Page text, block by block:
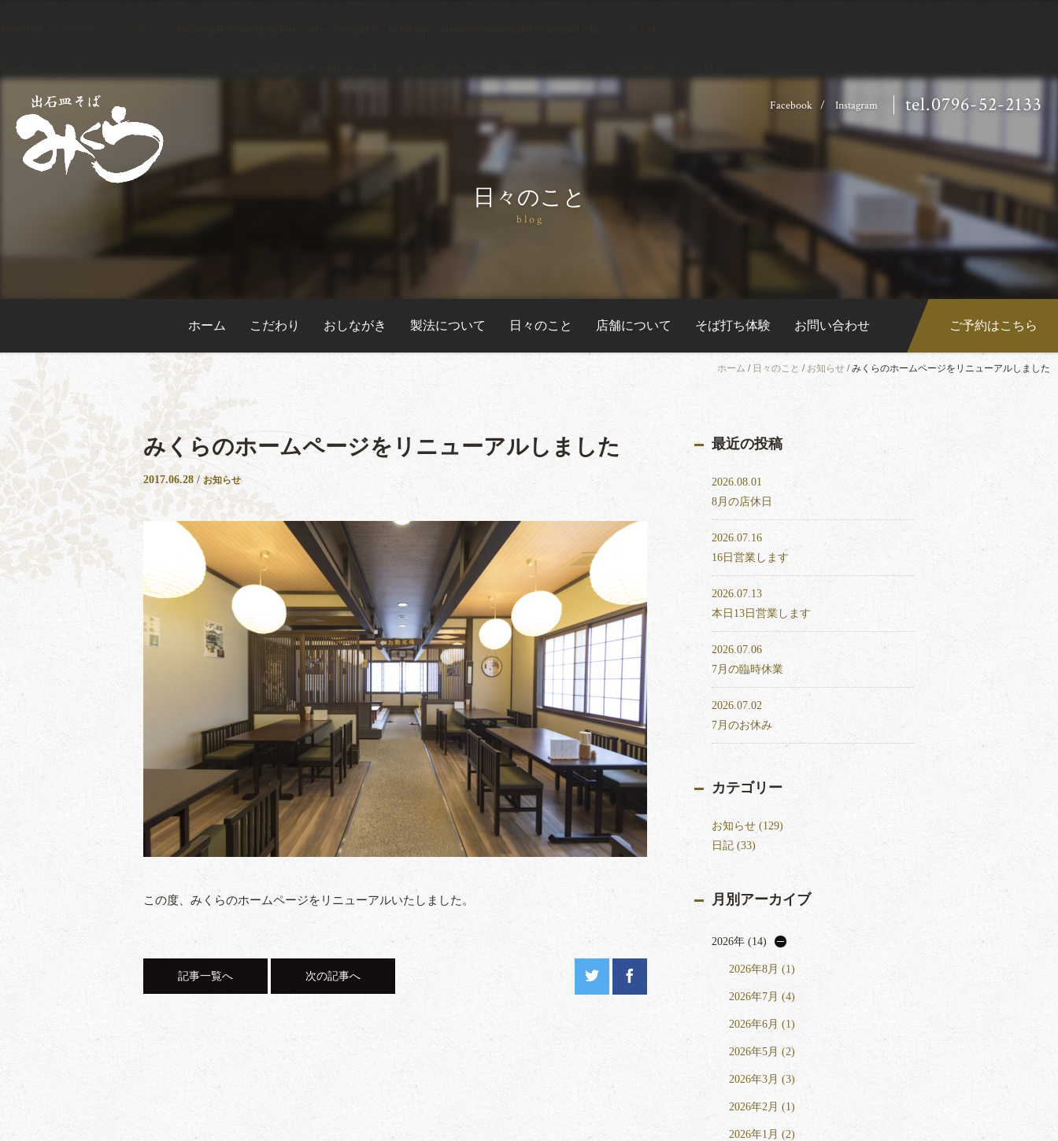
日々のこと
blog
Facebook Instagram tel.0796-52-2133
ホーム こだわり おしながき 製法について 日々のこと 店舗について そば打ち体験 お問い合わせ ご予約はこちら
ホーム / 日々のこと / お知らせ /みくらのホームページをリニューアルしました
みくらのホームページをリニューアルしました
2017.06.28/お知らせ
この度、みくらのホームページをリニューアルいたしました。
記事一覧へ 次の記事へ
最近の投稿
2026.08.01
8月の店休日
2026.07.16
16日営業します
2026.07.13
本日13日営業します
2026.07.06
7月の臨時休業
2026.07.02
7月のお休み
カテゴリー
お知らせ (129)
日記 (33)
月別アーカイブ
2026年 (14)
2026年8月 (1)
2026年7月 (4)
2026年6月 (1)
2026年5月 (2)
2026年3月 (3)
2026年2月 (1)
2026年1月 (2)